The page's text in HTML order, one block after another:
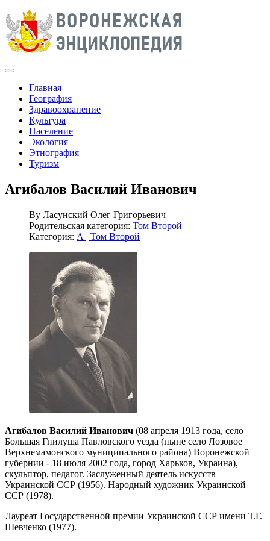
Главная
География
Здравоохранение
Культура
Население
Экология
Этнография
Туризм
Агибалов Василий Иванович
By Ласунский Олег Григорьевич
Родительская категория: Том Второй
Категория: А | Том Второй
Агибалов Василий Иванович (08 апреля 1913 года, село
Большая Гнилуша Павловского уезда (ныне село Лозовое
Верхнемамонского муниципального района) Воронежской
губернии - 18 июля 2002 года, город Харьков, Украина),
скульптор, педагог. Заслуженный деятель искусств
Украинской ССР (1956). Народный художник Украинской
ССР (1978).
Лауреат Государственной премии Украинской ССР имени Т.Г.
Шевченко (1977).